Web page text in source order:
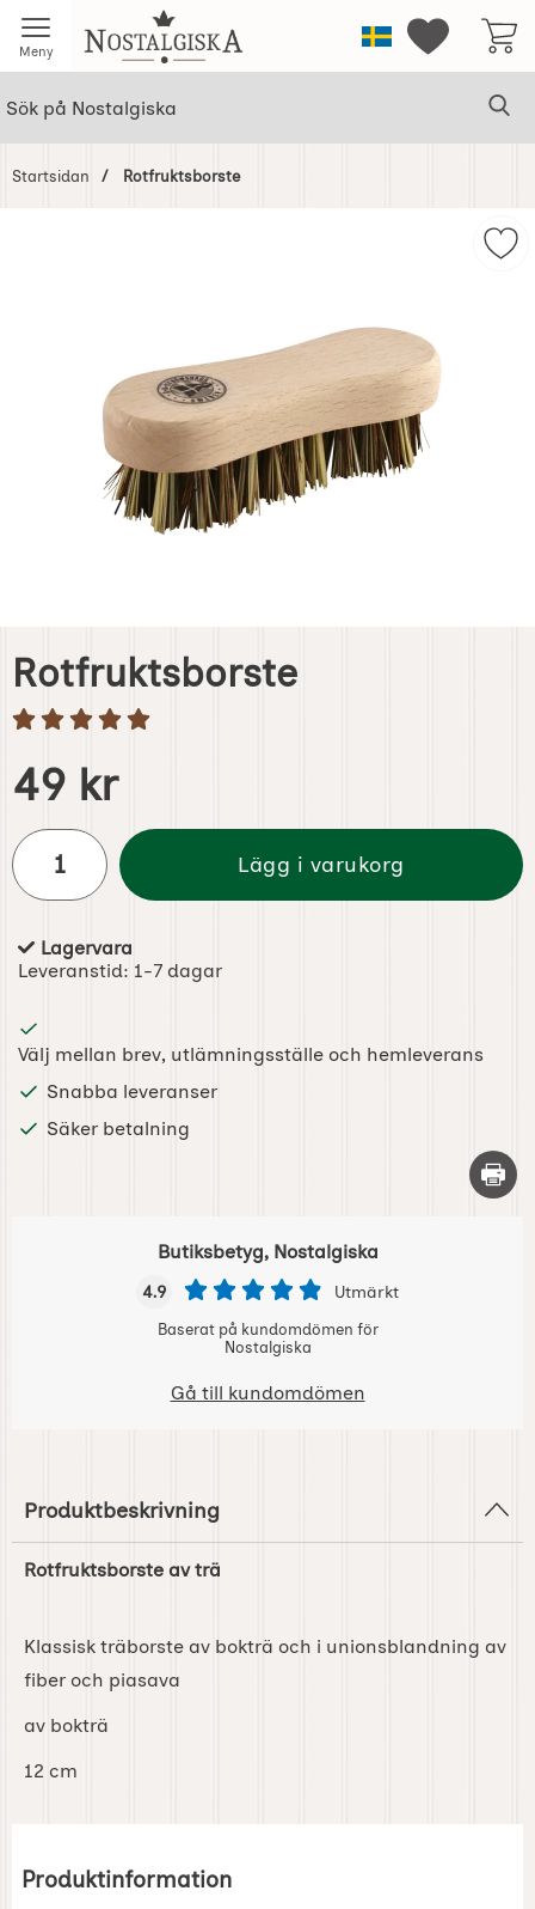
Meny Startsidan för NostalgiskaSverigeMina
Startsidan Rotfruktsborste
Rotfruktsborste
Handla denna produkt Rotfruktsborste
pris
49 kr
antal
Lägg i varukorg
Tillgänglighet:
Lagervara
Leveranstid: 1-7 dagar
Välj mellan brev, utlämningsställe och hemleverans
Snabba leveranser
Säker betalning
Skriv
Butiksbetyg, Nostalgiska
4.9 Utmärkt
Baserat på kundomdömen för
Nostalgiska
Gå till kundomdömen
Produktbeskrivning
Rotfruktsborste av trä
Klassisk träborste av bokträ och i unionsblandning av
fiber och piasava
av bokträ
12 cm
Produktinformation